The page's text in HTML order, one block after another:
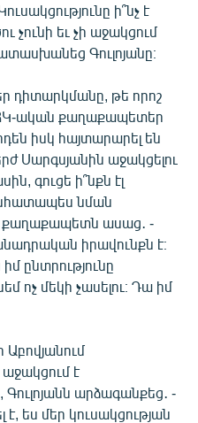
ի՞նչ է
չունի եւ չի աջակցում
Գուլոյանը։
դիտարկմանը, թե որոշ
ական քաղաքապետեր
իսկ հայտարարել են
Սարգսյանին աջակցելու
գուցե ի՞նքն էլ
նման
քաղաքապետն ասաց․ -
իրավունքն է։
ընտրությունը
ոչ մեկի չասելու։ Դա իմ
Աբովյանում
է
արձագանքեց․ -
է, ես մեր կուսակցության